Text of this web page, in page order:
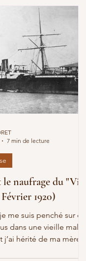
naufrage du "Ville
1920)
me suis penché sur des
dans une vieille malle
hérité de ma mère, il
7 min de lecture